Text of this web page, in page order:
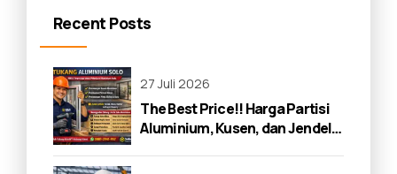
Recent Posts
27 Juli 2026
The Best Price!! Harga Partisi
Aluminium, Kusen, dan Jendela